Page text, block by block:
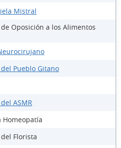
Mistral
Oposición a los Alimentos
Pueblo Gitano
ASMR
Florista